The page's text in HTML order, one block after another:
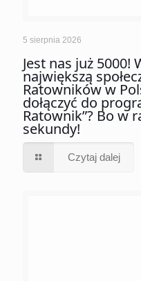
5 sierpnia 2026
Jest nas już
największą
Ratowników w
dołączyć do
Ratownik”? Bo w
sekundy!
Czytaj dalej